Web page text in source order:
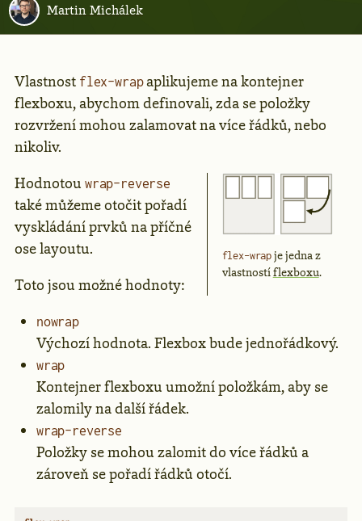
Martin Michálek
Vlastnost flex-wrapaplikujeme na kontejner
flexboxu, abychom definovali, zda se položky
rozvržení mohou zalamovat na více řádků, nebo
nikoliv.
flex-wrap je jedna z
vlastnostíflexboxu.
Hodnotou wrap-reverse
také můžeme otočit pořadí
vyskládání prvků na příčné
ose layoutu.
Toto jsou možné hodnoty:
nowrap
Výchozí hodnota. Flexbox bude jednořádkový.
wrap
Kontejner flexboxu umožní položkám, aby se
zalomily na další řádek.
wrap-reverse
Položky se mohou zalomit do více řádků a
zároveň se pořadí řádků otočí.